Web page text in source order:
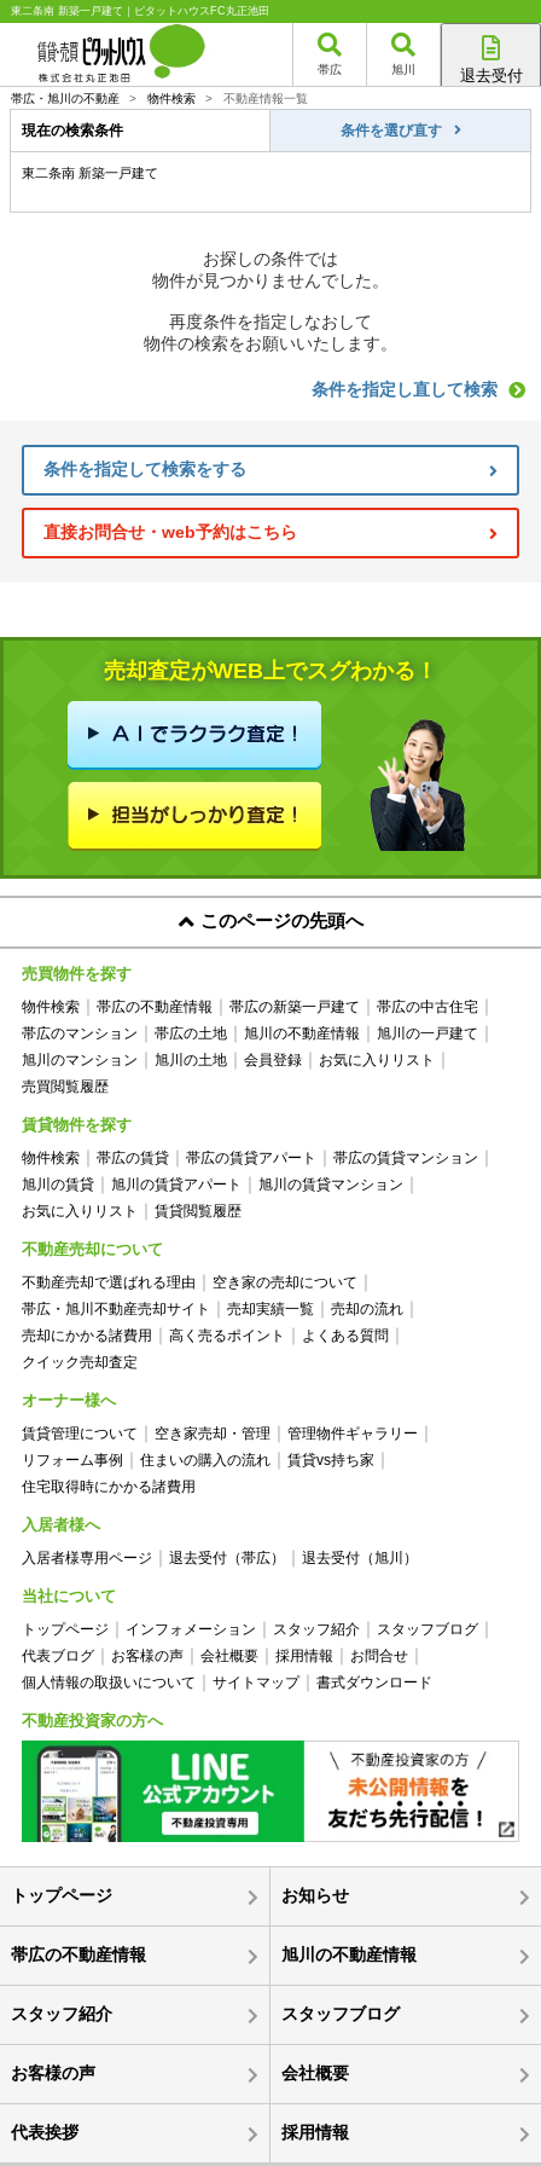
東二条南 新築一戸建て｜ピタットハウスFC丸正池田
帯広 旭川 退去受付
旭川店
帯広・旭川の不動産 > 物件検索 > 不動産情報一覧
現在の検索条件 条件を選び直す
東二条南 新築一戸建て
お探しの条件では
物件が見つかりませんでした。
再度条件を指定しなおして
物件の検索をお願いいたします。
条件を指定し直して検索
条件を指定して検索をする
直接お問合せ・web予約はこちら
売却査定がWEB上でスグわかる！
このページの先頭へ
売買物件を探す
物件検索 帯広の不動産情報 帯広の新築一戸建て
帯広の中古住宅
帯広のマンション
帯広の土地 旭川の不動産情報
旭川の一戸建て
旭川のマンション
旭川の土地 会員登録
お気に入りリスト
売買閲覧履歴
賃貸物件を探す
物件検索 帯広の賃貸 帯広の賃貸アパート
帯広の賃貸マンション
旭川の賃貸
旭川の賃貸アパート
旭川の賃貸マンション
お気に入りリスト
賃貸閲覧履歴
不動産売却について
不動産売却で選ばれる理由
空き家の売却について
帯広・旭川不動産売却サイト
売却実績一覧
売却の流れ
売却にかかる諸費用
高く売るポイント
よくある質問
クイック売却査定
オーナー様へ
賃貸管理について 空き家売却・管理
管理物件ギャラリー
リフォーム事例
住まいの購入の流れ
賃貸vs持ち家
住宅取得時にかかる諸費用
入居者様へ
入居者様専用ページ 退去受付（帯広） 退去受付（旭川）
当社について
トップページ インフォメーション スタッフ紹介
スタッフブログ
代表ブログ
お客様の声 会社概要 採用情報
お問合せ
個人情報の取扱いについて
サイトマップ 書式ダウンロード
不動産投資家の方へ
トップページ お知らせ
帯広の不動産情報 旭川の不動産情報
スタッフ紹介 スタッフブログ
お客様の声 会社概要
代表挨拶 採用情報